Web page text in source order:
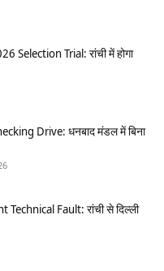
Selection Trial: रांची में होगा
Drive: धनबाद मंडल में बिना
Fault: रांची से दिल्ली